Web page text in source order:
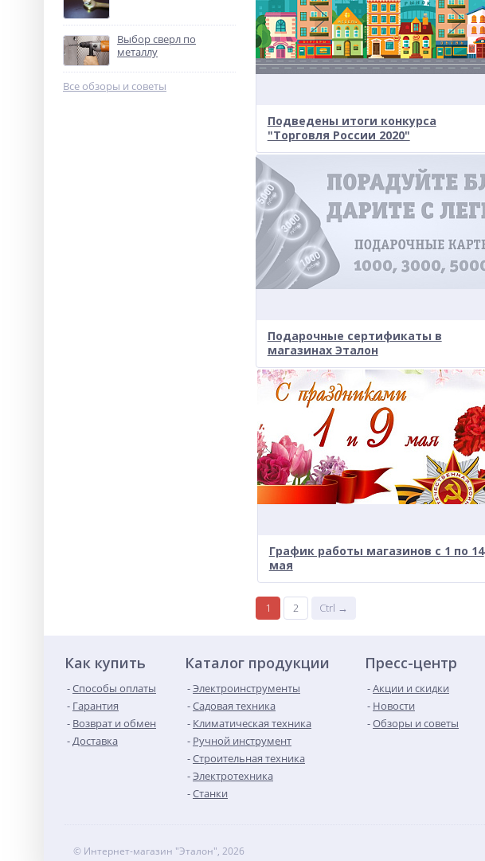
Выбор сверл по
металлу
Все обзоры и советы
Подведены итоги конкурса
"Торговля России 2020"
Подарочные сертификаты в
магазинах Эталон
График работы магазинов с 1 по 14
мая
1 2 Ctrl →
Как купить
Способы оплаты
Гарантия
Возврат и обмен
Доставка
Каталог продукции
Электроинструменты
Садовая техника
Климатическая техника
Ручной инструмент
Строительная техника
Электротехника
Станки
Пресс-центр
Акции и скидки
Новости
Обзоры и советы
© Интернет-магазин "Эталон", 2026